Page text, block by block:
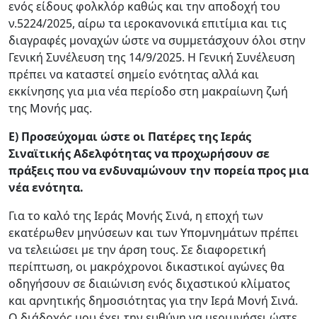
ενός είδους φολκλόρ καθώς και την αποδοχή του
ν.5224/2025, αίρω τα ιεροκανονικά επιτίμια και τις
διαγραφές μοναχών ώστε να συμμετάσχουν όλοι στην
Γενική Συνέλευση της 14/9/2025. Η Γενική Συνέλευση
πρέπει να καταστεί σημείο ενότητας αλλά και
εκκίνησης για μια νέα περίοδο στη μακραίωνη ζωή
της Μονής μας.
Ε) Προσεύχομαι ώστε οι Πατέρες της Ιεράς
Σιναϊτικής Αδελφότητας να προχωρήσουν σε
πράξεις που να ενδυναμώνουν την πορεία προς μια
νέα ενότητα.
Για το καλό της Ιεράς Μονής Σινά, η εποχή των
εκατέρωθεν μηνύσεων και των Υπομνημάτων πρέπει
να τελειώσει με την άρση τους. Σε διαφορετική
περίπτωση, οι μακρόχρονοι δικαστικοί αγώνες θα
οδηγήσουν σε διαιώνιση ενός διχαστικού κλίματος
και αρνητικής δημοσιότητας για την Ιερά Μονή Σινά.